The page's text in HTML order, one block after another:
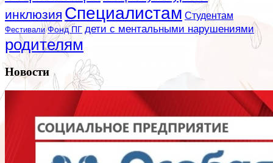
инклюзия Специалистам Студентам
Фестивали Фонд ПГ дети с ментальными нарушениями
родителям
Новости